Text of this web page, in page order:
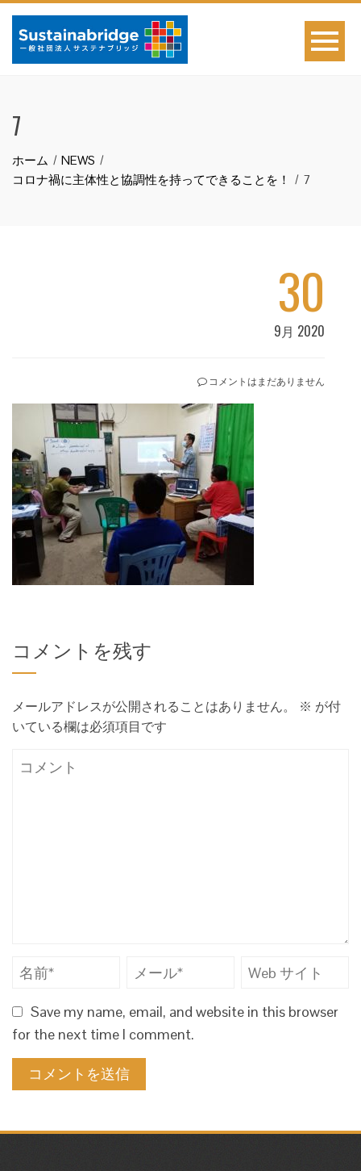
7
ホーム
NEWS
コロナ禍に主体性と協調性を持ってできることを！
7
30
9月 2020
コメントはまだありません
コメントを残す
メールアドレスが公開されることはありません。 ※ が付
いている欄は必須項目です
Save my name, email, and website in this browser
for the next time I comment.